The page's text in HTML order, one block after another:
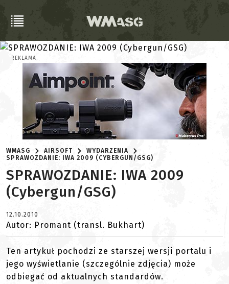
REKLAMA
WMASG AIRSOFT
WYDARZENIA
SPRAWOZDANIE: IWA 2009 (CYBERGUN/GSG)
SPRAWOZDANIE: IWA 2009
(Cybergun/GSG)
12.10.2010
Autor: Promant (transl. Bukhart)
Ten artykuł pochodzi ze starszej wersji portalu i
jego wyświetlanie (szczególnie zdjęcia) może
odbiegać od aktualnych standardów.